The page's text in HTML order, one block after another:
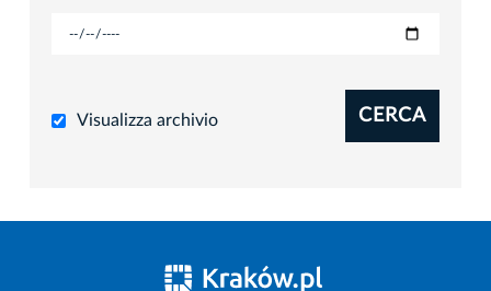
Visualizza archivio CERCA